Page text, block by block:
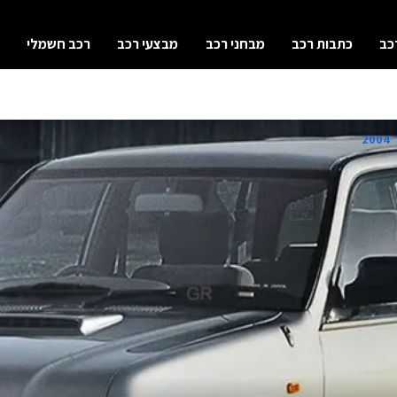
כתבות רכב מבחני רכב מבצעי רכב רכב חשמלי